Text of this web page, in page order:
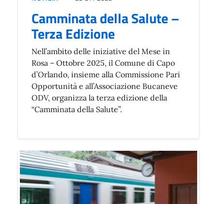
Camminata della Salute –
Terza Edizione
Nell’ambito delle iniziative del Mese in
Rosa – Ottobre 2025, il Comune di Capo
d’Orlando, insieme alla Commissione Pari
Opportunità e all’Associazione Bucaneve
ODV, organizza la terza edizione della
“Camminata della Salute”.